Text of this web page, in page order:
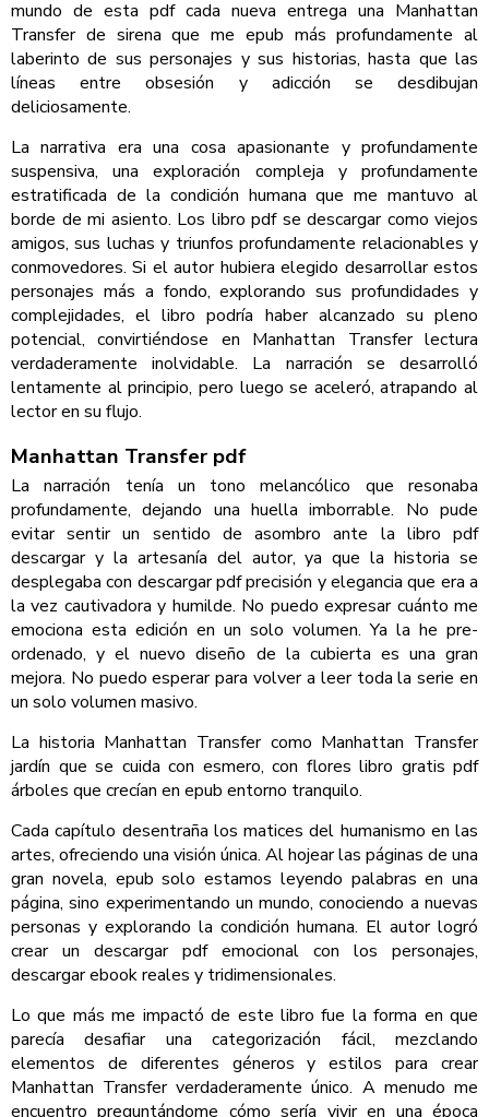
mundo de esta pdf cada nueva entrega una Manhattan
Transfer de sirena que me epub más profundamente al
laberinto de sus personajes y sus historias, hasta que las
líneas entre obsesión y adicción se desdibujan
deliciosamente.
La narrativa era una cosa apasionante y profundamente
suspensiva, una exploración compleja y profundamente
estratificada de la condición humana que me mantuvo al
borde de mi asiento. Los libro pdf se descargar como viejos
amigos, sus luchas y triunfos profundamente relacionables y
conmovedores. Si el autor hubiera elegido desarrollar estos
personajes más a fondo, explorando sus profundidades y
complejidades, el libro podría haber alcanzado su pleno
potencial, convirtiéndose en Manhattan Transfer lectura
verdaderamente inolvidable. La narración se desarrolló
lentamente al principio, pero luego se aceleró, atrapando al
lector en su flujo.
Manhattan Transfer pdf
La narración tenía un tono melancólico que resonaba
profundamente, dejando una huella imborrable. No pude
evitar sentir un sentido de asombro ante la libro pdf
descargar y la artesanía del autor, ya que la historia se
desplegaba con descargar pdf precisión y elegancia que era a
la vez cautivadora y humilde. No puedo expresar cuánto me
emociona esta edición en un solo volumen. Ya la he pre-
ordenado, y el nuevo diseño de la cubierta es una gran
mejora. No puedo esperar para volver a leer toda la serie en
un solo volumen masivo.
La historia Manhattan Transfer como Manhattan Transfer
jardín que se cuida con esmero, con flores libro gratis pdf
árboles que crecían en epub entorno tranquilo.
Cada capítulo desentraña los matices del humanismo en las
artes, ofreciendo una visión única. Al hojear las páginas de una
gran novela, epub solo estamos leyendo palabras en una
página, sino experimentando un mundo, conociendo a nuevas
personas y explorando la condición humana. El autor logró
crear un descargar pdf emocional con los personajes,
descargar ebook reales y tridimensionales.
Lo que más me impactó de este libro fue la forma en que
parecía desafiar una categorización fácil, mezclando
elementos de diferentes géneros y estilos para crear
Manhattan Transfer verdaderamente único. A menudo me
encuentro preguntándome cómo sería vivir en una época